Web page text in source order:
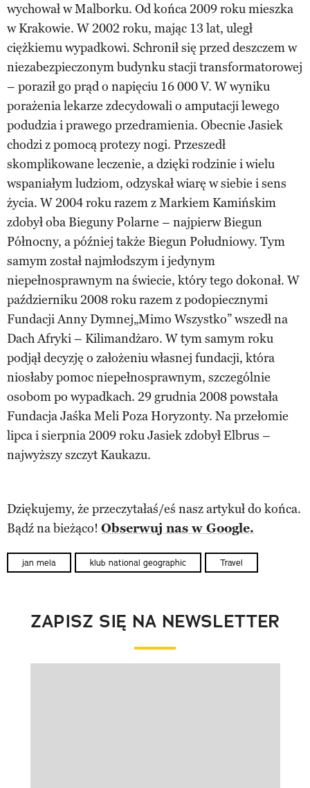
wychował w Malborku. Od końca 2009 roku mieszka
w Krakowie. W 2002 roku, mając 13 lat, uległ
ciężkiemu wypadkowi. Schronił się przed deszczem w
niezabezpieczonym budynku stacji transformatorowej
– poraził go prąd o napięciu 16 000 V. W wyniku
porażenia lekarze zdecydowali o amputacji lewego
podudzia i prawego przedramienia. Obecnie Jasiek
chodzi z pomocą protezy nogi. Przeszedł
skomplikowane leczenie, a dzięki rodzinie i wielu
wspaniałym ludziom, odzyskał wiarę w siebie i sens
życia. W 2004 roku razem z Markiem Kamińskim
zdobył oba Bieguny Polarne – najpierw Biegun
Północny, a później także Biegun Południowy. Tym
samym został najmłodszym i jedynym
niepełnosprawnym na świecie, który tego dokonał. W
październiku 2008 roku razem z podopiecznymi
Fundacji Anny Dymnej„Mimo Wszystko” wszedł na
Dach Afryki – Kilimandżaro. W tym samym roku
podjął decyzję o założeniu własnej fundacji, która
niosłaby pomoc niepełnosprawnym, szczególnie
osobom po wypadkach. 29 grudnia 2008 powstała
Fundacja Jaśka Meli Poza Horyzonty. Na przełomie
lipca i sierpnia 2009 roku Jasiek zdobył Elbrus –
najwyższy szczyt Kaukazu.
Dziękujemy, że przeczytałaś/eś nasz artykuł do końca.
Bądź na bieżąco! Obserwuj nas w Google.
jan mela klub national geographic Travel
ZAPISZ SIĘ NA NEWSLETTER